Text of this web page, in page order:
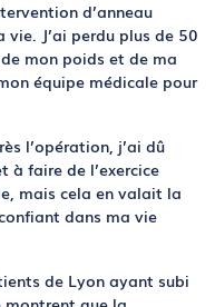
d’anneau
J’ai perdu plus de 50
mon poids et de ma
équipe médicale pour
l’opération, j’ai dû
à faire de l’exercice
mais cela en valait la
dans ma vie
de Lyon ayant subi